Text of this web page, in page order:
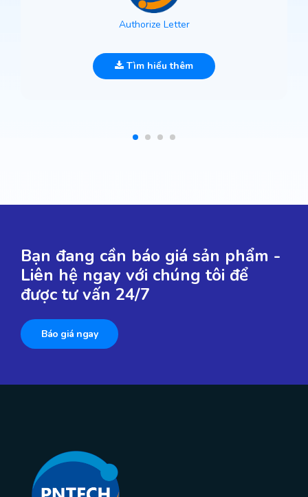
Authorize Letter
Tìm hiểu thêm
Bạn đang cần báo giá sản phẩm -
Liên hệ ngay với chúng tôi để
được tư vấn 24/7
Báo giá ngay